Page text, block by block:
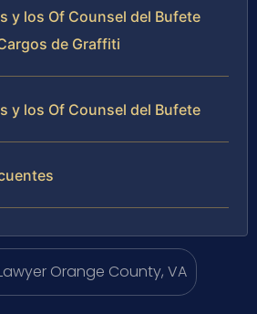
y los Of Counsel del Bufete
de Graffiti
y los Of Counsel del Bufete